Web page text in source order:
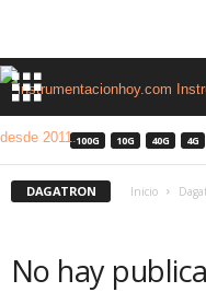
100G 10G 40G 4G
DAGATRON Inicio
No hay